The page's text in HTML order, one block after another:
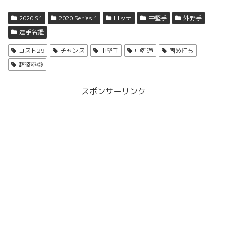
2020 S1 2020 Series 1 ロッテ 中堅手
外野手
選手名鑑
コスト29 チャンス 中堅手 中弾道
固め打ち
超盗塁◎
スポンサーリンク